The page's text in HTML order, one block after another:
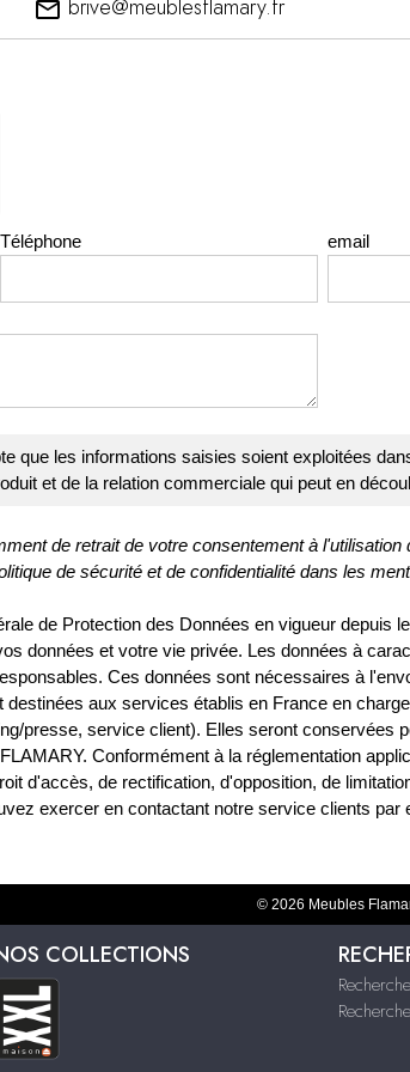
email brive@meublesflamary.fr
Téléphone email
que les informations saisies soient exploitées
et de la relation commerciale qui peut en
de retrait de votre consentement à
de sécurité et de confidentialité dans les
de Protection des Données en vigueur depuis
données et votre vie privée. Les données à
Ces données sont nécessaires à
aux services établis en France en
presse, service client). Elles seront conservées
Conformément à la réglementation
d'accès, de rectification, d'opposition, de
exercer en contactant notre service clients par
© 2026 Meubles
COLLECTIONS